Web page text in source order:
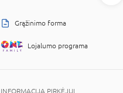
Grąžinimo forma
Lojalumo programa
INFORMACIJA PIRKĖJUI